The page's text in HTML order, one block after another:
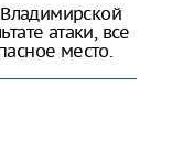
атаки, все
место.